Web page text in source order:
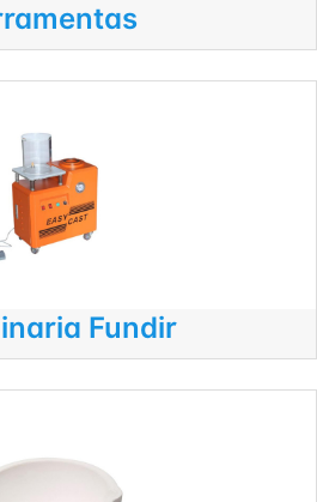
Fundir